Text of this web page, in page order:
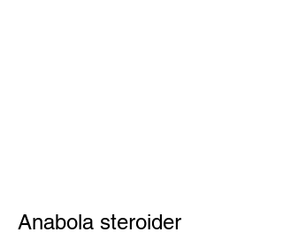
Anabola steroider